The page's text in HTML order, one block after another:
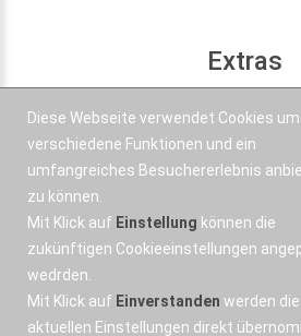
Extras
Kontakt
Email
Diese Webseite verwendet Cookies um
verschiedene Funktionen und ein
umfangreiches Besuchererlebnis
zu können.
Mit Klick auf Einstellung können die
zukünftigen Cookieeinstellungen
wedrden.
Mit Klick auf Einverstanden werden die
aktuellen Einstellungen direkt